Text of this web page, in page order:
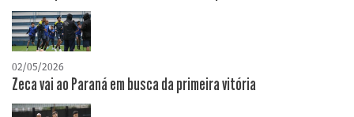
02/05/2026
Zeca vai ao Paraná em busca da primeira vitória